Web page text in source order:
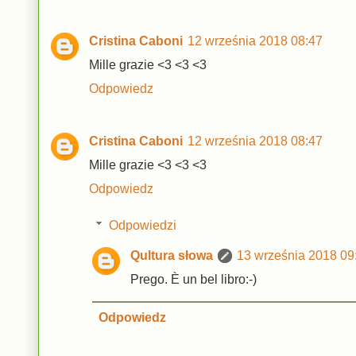
Cristina Caboni 12 września 2018 08:47
Mille grazie <3 <3 <3
Odpowiedz
Cristina Caboni 12 września 2018 08:47
Mille grazie <3 <3 <3
Odpowiedz
Odpowiedzi
Qultura słowa
13 września 2018
Prego. È un bel libro:-)
Odpowiedz